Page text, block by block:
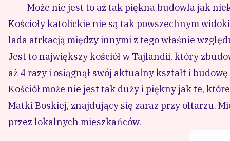
Może nie jest to aż tak piękna budowla jak
Kościoły katolickie nie są tak powszechnym
lada atrkacją między innymi z tego właśnie
Jest to największy kościół w Tajlandii, który
aż 4 razy i osiągnął swój aktualny kształt i
Kościół może nie jest tak duży i piękny jak te,
Matki Boskiej, znajdujący się zaraz przy ołtarzu.
przez lokalnych mieszkańców.